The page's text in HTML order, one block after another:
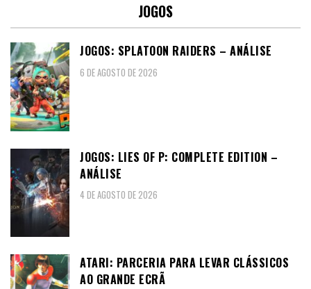
JOGOS
JOGOS: SPLATOON RAIDERS – ANÁLISE
6 DE AGOSTO DE 2026
JOGOS: LIES OF P: COMPLETE EDITION –
ANÁLISE
4 DE AGOSTO DE 2026
ATARI: PARCERIA PARA LEVAR CLÁSSICOS
AO GRANDE ECRÃ